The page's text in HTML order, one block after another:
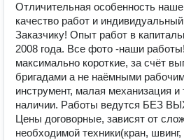
Отличительная особенность
качество работ и
Заказчику! Опыт работ в
2008 года. Все фото -наши
максимально короткие, за счёт
бригадами а не наёмными
инструмент, малая механизация и
наличии. Работы ведутся БЕЗ
Цены договорные, зависят от
необходимой техники(кран,